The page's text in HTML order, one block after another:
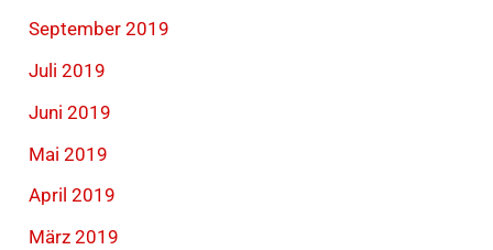
September 2019
Juli 2019
Juni 2019
Mai 2019
April 2019
März 2019